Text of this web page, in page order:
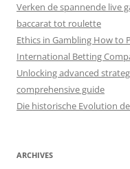
Verken de spannende live
baccarat tot roulette
Ethics in Gambling How to
International Betting
Unlocking advanced
comprehensive guide
Die historische Evolution
ARCHIVES